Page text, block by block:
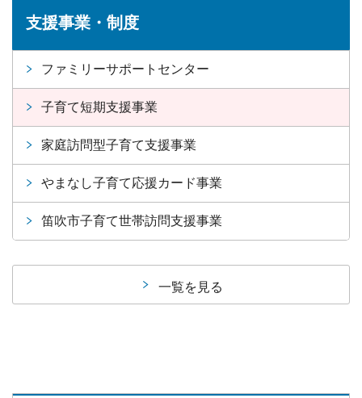
支援事業・制度
ファミリーサポートセンター
子育て短期支援事業
家庭訪問型子育て支援事業
やまなし子育て応援カード事業
笛吹市子育て世帯訪問支援事業
一覧を見る